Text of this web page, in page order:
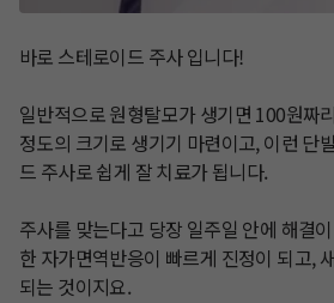
바로 스테로이드 주사 입니다!
일반적으로 원형탈모가 생기면 100원짜
정도의 크기로 생기기 마련이고, 이런 단
드 주사로 쉽게 잘 치료가 됩니다.
주사를 맞는다고 당장 일주일 안에 해결
한 자가면역반응이 빠르게 진정이 되고,
되는 것이지요.